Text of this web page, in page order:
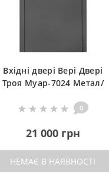
Вхідні двері Вері Двері
Троя Муар-7024 Метал/
0
21 000 грн
НЕМАЄ В НАЯВНОСТІ